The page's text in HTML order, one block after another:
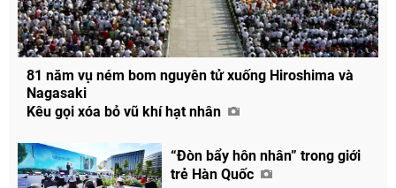
81 năm vụ ném bom nguyên tử xuống Hiroshima và
Nagasaki
Kêu gọi xóa bỏ vũ khí hạt nhân
“Đòn bẩy hôn nhân” trong giới
trẻ Hàn Quốc